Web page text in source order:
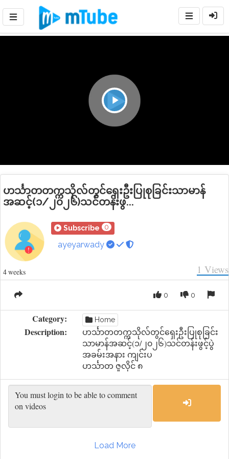
Play
ဟင်္သာတတက္ကသိုလ်တွင်ရှေးဦးပြုစုခြင်းသာမာန်
အဆင့်(၁/၂၀၂၆)သင်တန်းဖွ...
Subscribe 0
ayeyarwady
4 weeks 1 Views
0
0
Category: Home
Description:
ဟင်္သာတတက္ကသိုလ်တွင်ရှေးဦးပြုစုခြင်း
သာမာန်အဆင့်(၁/၂၀၂၆)သင်တန်းဖွင့်ပွဲ
အခမ်းအနား ကျင်းပ
ဟင်္သာတ ဇူလိုင် ၈
Load More